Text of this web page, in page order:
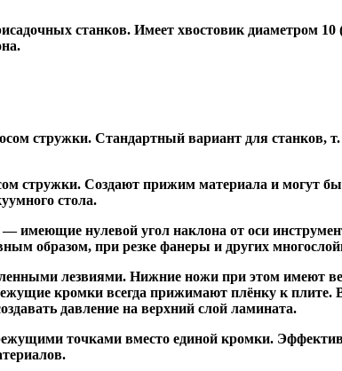
станков. Имеет хвостовик диаметром
стружки. Стандартный вариант для станков,
Создают прижим материала и могут
стола.
нулевой угол наклона от оси
образом, при резке фанеры и других
лезвиями. Нижние ножи при этом имеют
кромки всегда прижимают плёнку к
давление на верхний слой ламината.
точками вместо единой кромки.